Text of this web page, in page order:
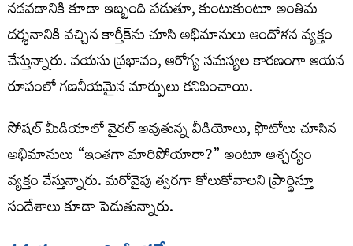
నడవడానికి కూడా ఇబ్బంది పడుతూ, కుంటుకుంటూ అంతిమ
దర్శనానికి వచ్చిన కార్తీక్‌ను చూసి అభిమానులు ఆందోళన వ్యక్తం
చేస్తున్నారు. వయసు ప్రభావం, ఆరోగ్య సమస్యల కారణంగా ఆయన
రూపంలో గణనీయమైన మార్పులు కనిపించాయి.
సోషల్ మీడియాలో వైరల్ అవుతున్న వీడియోలు, ఫొటోలు చూసిన
అభిమానులు “ఇంతగా మారిపోయారా?” అంటూ ఆశ్చర్యం
వ్యక్తం చేస్తున్నారు. మరోవైపు త్వరగా కోలుకోవాలని ప్రార్థిస్తూ
సందేశాలు కూడా పెడుతున్నారు.